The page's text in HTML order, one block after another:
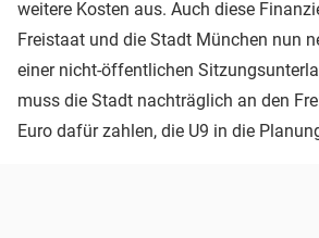
weitere Kosten aus. Auch diese
Freistaat und die Stadt München nun
einer nicht-öffentlichen
muss die Stadt nachträglich an den
Euro dafür zahlen, die U9 in die